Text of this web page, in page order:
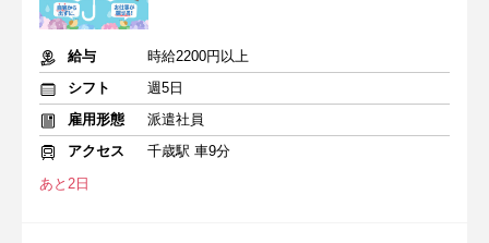
給与
時給2200円以上
シフト
週5日
雇用形態
派遣社員
アクセス
千歳駅 車9分
あと2日